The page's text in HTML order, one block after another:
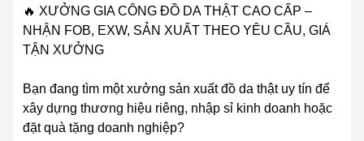
🔥 XƯỞNG GIA CÔNG ĐỒ DA THẬT CAO CẤP –
NHẬN FOB, EXW, SẢN XUẤT THEO YÊU CẦU, GIÁ
TẬN XƯỞNG
Bạn đang tìm một xưởng sản xuất đồ da thật uy tín để
xây dựng thương hiệu riêng, nhập sỉ kinh doanh hoặc
đặt quà tặng doanh nghiệp?